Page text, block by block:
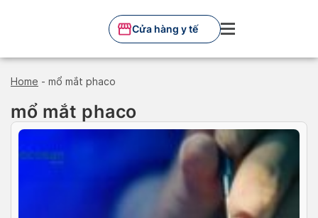
Cửa hàng y tế
Home - mổ mắt phaco
mổ mắt phaco